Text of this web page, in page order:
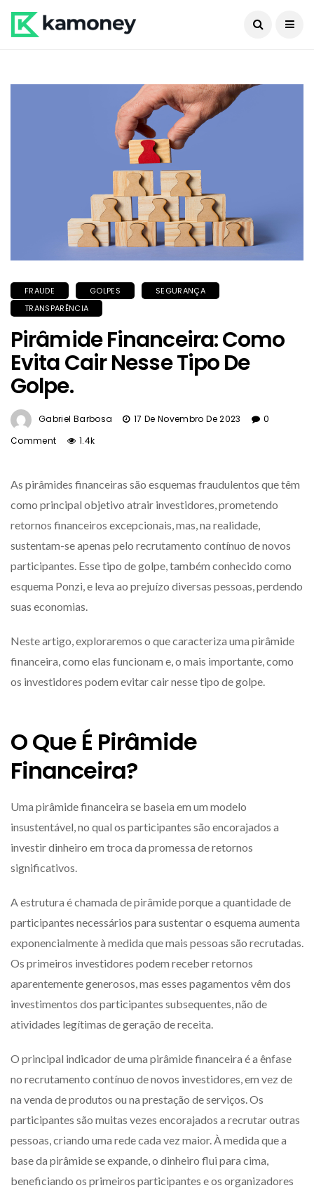
FRAUDE GOLPES
SEGURANÇA
TRANSPARÊNCIA
Pirâmide Financeira: Como
Evita Cair Nesse Tipo De
Golpe.
Gabriel Barbosa 17 De Novembro De 2023
0
Comment
1.4k
As pirâmides financeiras são esquemas fraudulentos que têm
como principal objetivo atrair investidores, prometendo
retornos financeiros excepcionais, mas, na realidade,
sustentam-se apenas pelo recrutamento contínuo de novos
participantes. Esse tipo de golpe, também conhecido como
esquema Ponzi, e leva ao prejuízo diversas pessoas, perdendo
suas economias.
Neste artigo, exploraremos o que caracteriza uma pirâmide
financeira, como elas funcionam e, o mais importante, como
os investidores podem evitar cair nesse tipo de golpe.
O Que É Pirâmide
Financeira?
Uma pirâmide financeira se baseia em um modelo
insustentável, no qual os participantes são encorajados a
investir dinheiro em troca da promessa de retornos
significativos.
A estrutura é chamada de pirâmide porque a quantidade de
participantes necessários para sustentar o esquema aumenta
exponencialmente à medida que mais pessoas são recrutadas.
Os primeiros investidores podem receber retornos
aparentemente generosos, mas esses pagamentos vêm dos
investimentos dos participantes subsequentes, não de
atividades legítimas de geração de receita.
O principal indicador de uma pirâmide financeira é a ênfase
no recrutamento contínuo de novos investidores, em vez de
na venda de produtos ou na prestação de serviços. Os
participantes são muitas vezes encorajados a recrutar outras
pessoas, criando uma rede cada vez maior. À medida que a
base da pirâmide se expande, o dinheiro flui para cima,
beneficiando os primeiros participantes e os organizadores